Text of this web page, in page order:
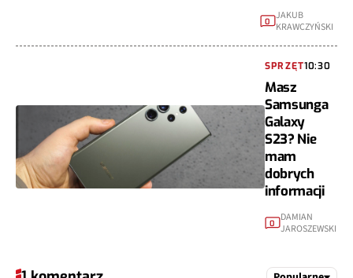
0 JAKUB
KRAWCZYŃSKI
SPRZĘT10:30
Masz
Samsunga
Galaxy
S23? Nie
mam
dobrych
informacji
0
DAMIAN
JAROSZEWSKI